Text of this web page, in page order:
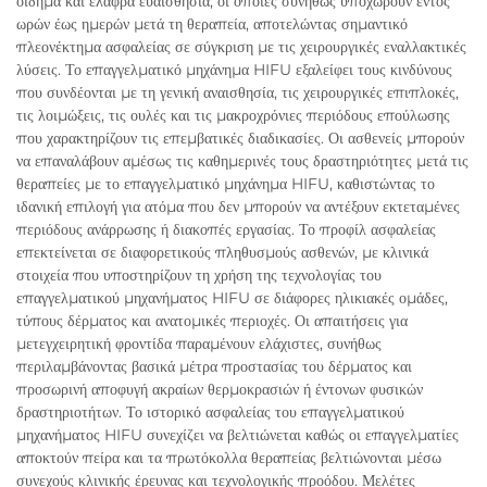
ωρών έως ημερών μετά τη θεραπεία, αποτελώντας σημαντικό
πλεονέκτημα ασφαλείας σε σύγκριση με τις χειρουργικές εναλλακτικές
λύσεις. Το επαγγελματικό μηχάνημα HIFU εξαλείφει τους κινδύνους
που συνδέονται με τη γενική αναισθησία, τις χειρουργικές επιπλοκές,
τις λοιμώξεις, τις ουλές και τις μακροχρόνιες περιόδους επούλωσης
που χαρακτηρίζουν τις επεμβατικές διαδικασίες. Οι ασθενείς μπορούν
να επαναλάβουν αμέσως τις καθημερινές τους δραστηριότητες μετά τις
θεραπείες με το επαγγελματικό μηχάνημα HIFU, καθιστώντας το
ιδανική επιλογή για ατόμα που δεν μπορούν να αντέξουν εκτεταμένες
περιόδους ανάρρωσης ή διακοπές εργασίας. Το προφίλ ασφαλείας
επεκτείνεται σε διαφορετικούς πληθυσμούς ασθενών, με κλινικά
στοιχεία που υποστηρίζουν τη χρήση της τεχνολογίας του
επαγγελματικού μηχανήματος HIFU σε διάφορες ηλικιακές ομάδες,
τύπους δέρματος και ανατομικές περιοχές. Οι απαιτήσεις για
μετεγχειρητική φροντίδα παραμένουν ελάχιστες, συνήθως
περιλαμβάνοντας βασικά μέτρα προστασίας του δέρματος και
προσωρινή αποφυγή ακραίων θερμοκρασιών ή έντονων φυσικών
δραστηριοτήτων. Το ιστορικό ασφαλείας του επαγγελματικού
μηχανήματος HIFU συνεχίζει να βελτιώνεται καθώς οι επαγγελματίες
αποκτούν πείρα και τα πρωτόκολλα θεραπείας βελτιώνονται μέσω
συνεχούς κλινικής έρευνας και τεχνολογικής προόδου. Μελέτες